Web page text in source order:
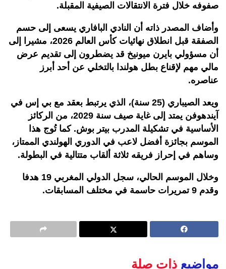
صفوفه خلال فترة الانتقالات الصيفية المقبلة.
وأضاف المصدر ذاته أن النادي البافاري يسعى إلى حسم
الصفقة قبل انطلاق نهائيات كأس العالم 2026، مشيرا إلى
أن مسؤولي بايرن ميونيخ قد يضطرون إلى تقديم عرض
مالي مهم لإقناع بطل هولندا بالتخلي عن أحد أبرز
عناصره.
ويعد الصيباري (25 سنة)، الذي يرتبط بعقد مع بي إس في
آيندهوفن يمتد إلى غاية صيف سنة 2029، من الركائز
الأساسية في تشكيلة المدرب بيتر بوش. كما تُوج هذا
الموسم بجائزة أفضل لاعب في الدوري الهولندي الممتاز،
وساهم في إحراز فريقه ثلاثة ألقاب متتالية في البطولة.
وخلال الموسم الحالي، سجل الدولي المغربي 19 هدفا
وقدم 9 تمريرات حاسمة في مختلف المسابقات.
مواضيع ذات صلة